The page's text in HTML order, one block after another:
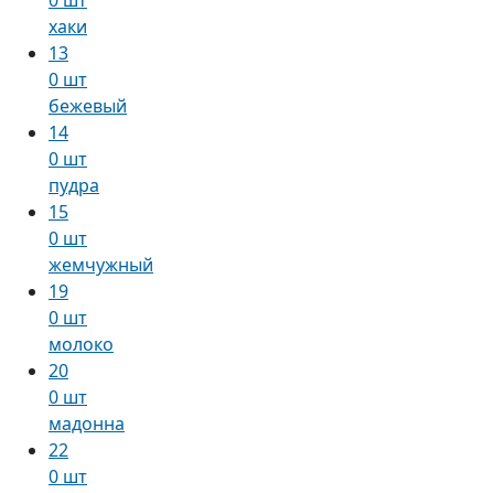
хаки
13
0 шт
бежевый
14
0 шт
пудра
15
0 шт
жемчужный
19
0 шт
молоко
20
0 шт
мадонна
22
0 шт